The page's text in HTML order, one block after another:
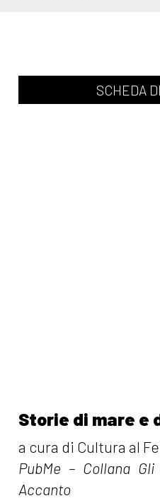
SCHEDA
Storie di mare e
a cura di Cultura al
PubMe – Collana
Accanto